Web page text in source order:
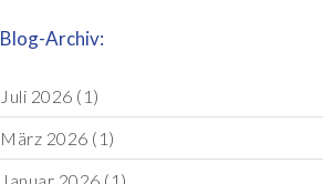
Blog-Archiv:
Juli 2026 (1)
März 2026 (1)